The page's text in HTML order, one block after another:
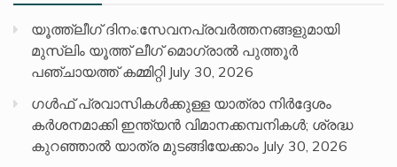
യൂത്ത്ലീഗ് ദിനം:സേവനപ്രവർത്തനങ്ങളുമായി
മുസ്ലിം യൂത്ത് ലീഗ് മൊഗ്രാൽ പുത്തൂർ
പഞ്ചായത്ത് കമ്മിറ്റി July 30, 2026
ഗൾഫ് പ്രവാസികൾക്കുള്ള യാത്രാ നിർദ്ദേശം
കർശനമാക്കി ഇന്ത്യൻ വിമാനക്കമ്പനികൾ; ശ്രദ്ധ
കുറഞ്ഞാൽ യാത്ര മുടങ്ങിയേക്കാം July 30, 2026